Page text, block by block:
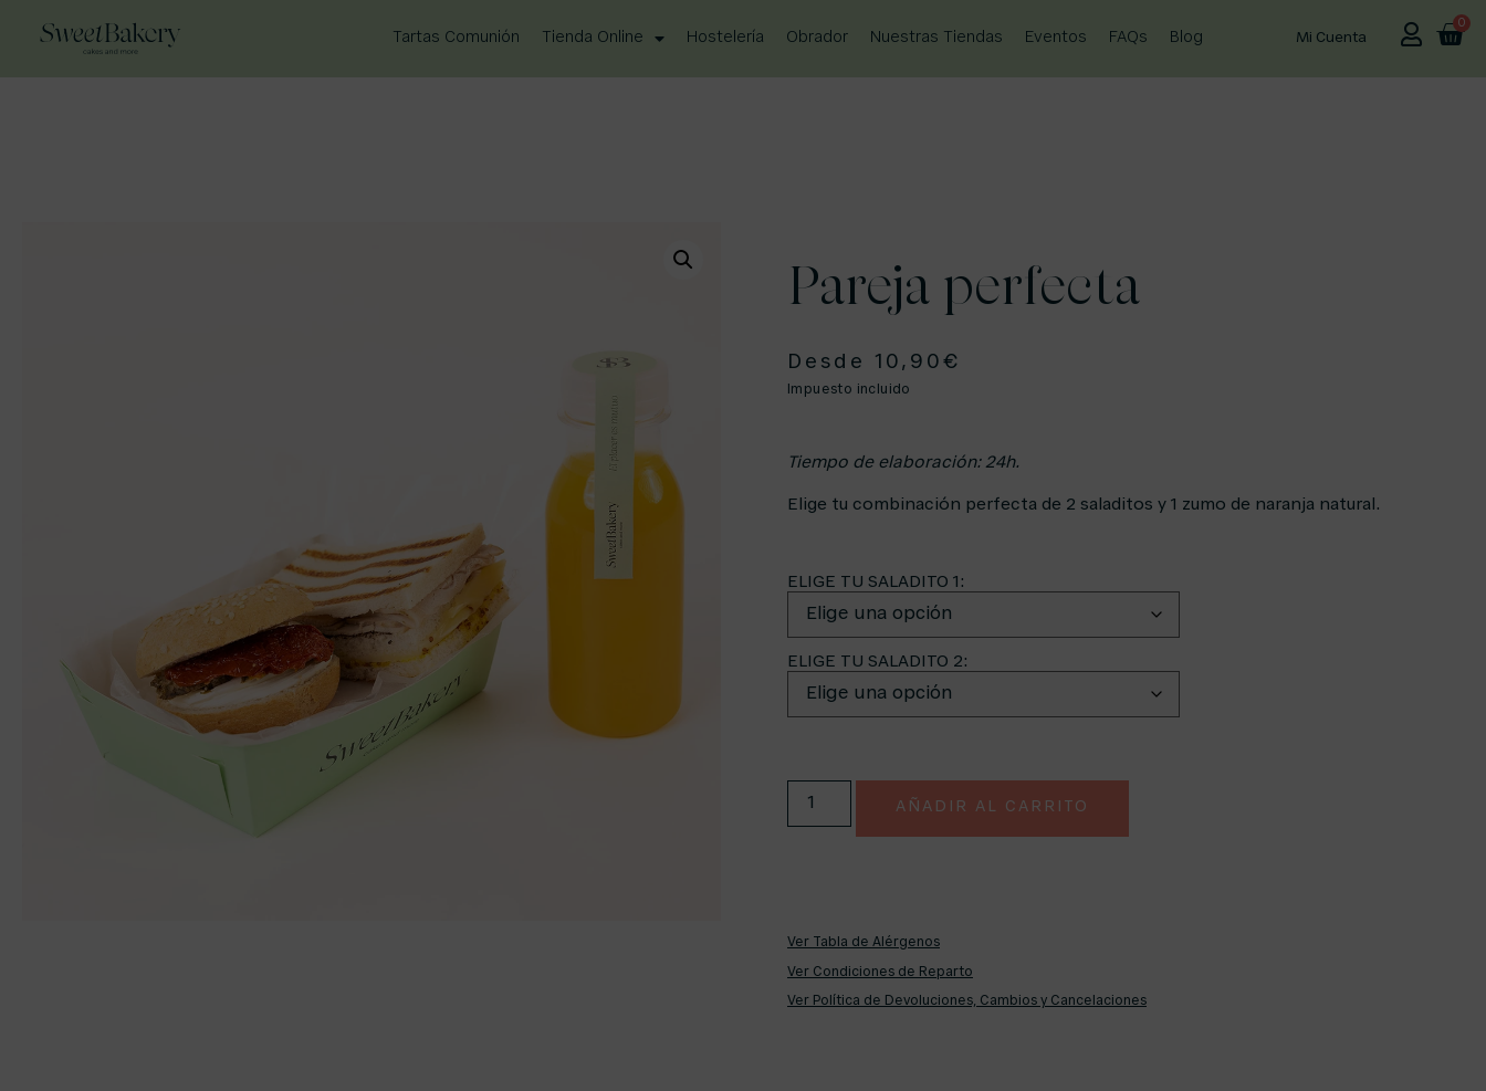
Tartas Comunión Tienda Online Hostelería Obrador Nuestras Tiendas Eventos FAQs Blog Mi Cuenta
0
Pareja perfecta
Desde 10,90 €
Impuesto incluido
Tiempo de elaboración: 24h.
Elige tu combinación perfecta de 2 saladitos y 1 zumo de naranja natural.
ELIGE TU SALADITO 1:
ELIGE TU SALADITO 2:
AÑADIR AL CARRITO
Ver Tabla de Alérgenos
Ver Condiciones de Reparto
Ver Política de Devoluciones, Cambios y Cancelaciones